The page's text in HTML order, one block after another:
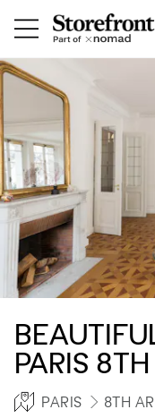
PARIS 8TH
PARIS 8TH